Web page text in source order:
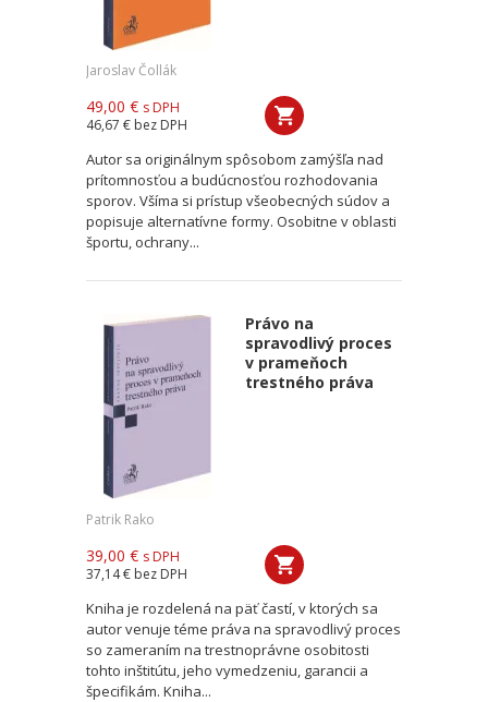
Jaroslav Čollák
49,00 € s DPH
46,67 € bez DPH
Autor sa originálnym spôsobom zamýšľa nad
prítomnosťou a budúcnosťou rozhodovania
sporov. Všíma si prístup všeobecných súdov a
popisuje alternatívne formy. Osobitne v oblasti
športu, ochrany...
Právo na
spravodlivý proces
v prameňoch
trestného práva
Patrik Rako
39,00 € s DPH
37,14 € bez DPH
Kniha je rozdelená na päť častí, v ktorých sa
autor venuje téme práva na spravodlivý proces
so zameraním na trestnoprávne osobitosti
tohto inštitútu, jeho vymedzeniu, garancii a
špecifikám. Kniha...